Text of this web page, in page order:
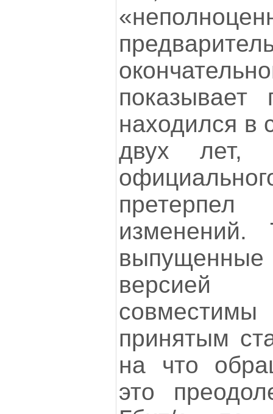
показывает
находился в
двух лет,
принятым
на что
это